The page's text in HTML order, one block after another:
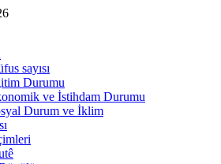
sayısı
Durumu
ve İstihdam Durumu
Durum ve İklim